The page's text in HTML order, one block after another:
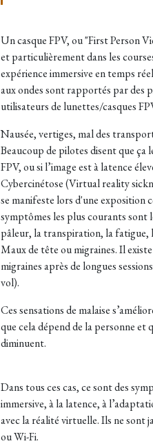
Un casque FPV, ou "First Person
et particulièrement dans les
expérience immersive en temps
aux ondes sontrapportés par des
utilisateurs de lunettes/casques
Nausée, vertiges, mal des
Beaucoup de pilotes disent que ça
FPV, ou si l’image est à latence
Cybercinétose (Virtual reality
se manifeste lors d'une exposition
symptômes les plus courants sont
pâleur, la transpiration, la fatigue,
Maux de tête ou migraines. Il
migraines après de longues
vol).
Ces sensations de malaise
que cela dépend de la personne et
diminuent.
Dans tous ces cas, ce sont des
immersive, à la latence, à
avec la réalité virtuelle. Ils ne sont
ou Wi-Fi.